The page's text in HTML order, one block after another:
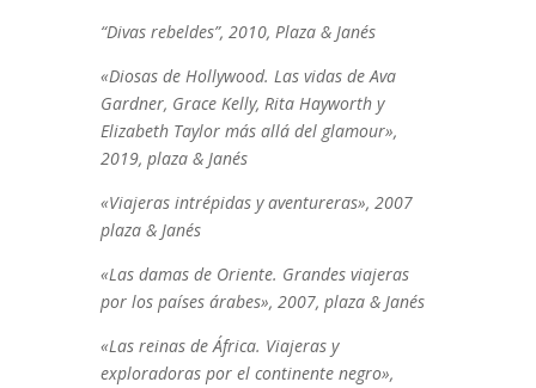
“Divas rebeldes”, 2010, Plaza & Janés
«Diosas de Hollywood. Las vidas de Ava
Gardner, Grace Kelly, Rita Hayworth y
Elizabeth Taylor más allá del glamour»,
2019, plaza & Janés
«Viajeras intrépidas y aventureras», 2007
plaza & Janés
«Las damas de Oriente. Grandes viajeras
por los países árabes», 2007, plaza & Janés
«Las reinas de África. Viajeras y
exploradoras por el continente negro»,